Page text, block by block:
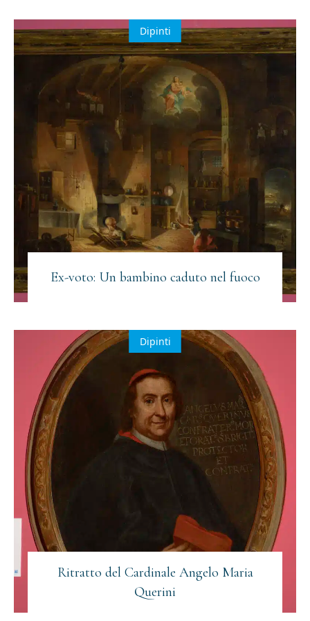
Ex-voto: Un bambino caduto nel fuoco
Dipinti
Ritratto del Cardinale Angelo Maria
Querini
Dipinti
Iscriviti alla newsletter
Email(Obbligatorio)
Privacy